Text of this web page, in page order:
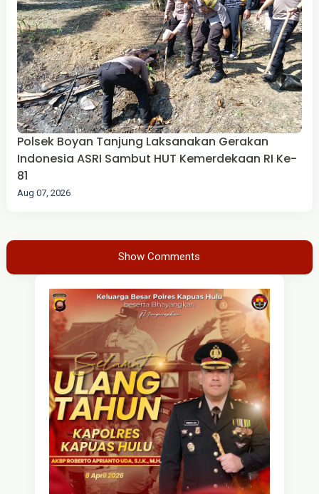
Polsek Boyan Tanjung Laksanakan Gerakan
Indonesia ASRI Sambut HUT Kemerdekaan RI Ke-
81
Aug 07, 2026
Show Comments